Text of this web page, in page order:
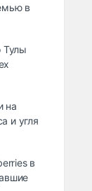
в
Тулы
на
и угля
в